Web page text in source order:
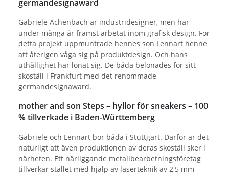
germandesignaward
Gabriele Achenbach är industridesigner, men har
under många år främst arbetat inom grafisk design. För
detta projekt uppmuntrade hennes son Lennart henne
att återigen våga sig på produktdesign. Och hans
uthållighet har lönat sig. De båda belönades för sitt
skoställ i Frankfurt med det renommade
germandesignaward.
mother and son Steps – hyllor för sneakers – 100
% tillverkade i Baden-Württemberg
Gabriele och Lennart bor båda i Stuttgart. Därför är det
naturligt att även produktionen av deras skoställ sker i
närheten. Ett närliggande metallbearbetningsföretag
tillverkar stället med hjälp av laserteknik av 2,5 mm